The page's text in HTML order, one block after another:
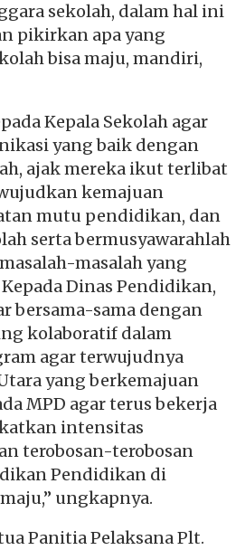
sekolah, dalam hal ini
pikirkan apa yang
bisa maju, mandiri,
Kepala Sekolah agar
yang baik dengan
ajak mereka ikut terlibat
kemajuan
mutu pendidikan, dan
serta bermusyawarahlah
masalah yang
Dinas Pendidikan,
bersama-sama dengan
kolaboratif dalam
agar terwujudnya
yang berkemajuan
MPD agar terus bekerja
intensitas
terobosan-terobosan
Pendidikan di
ungkapnya.
Panitia Pelaksana Plt.